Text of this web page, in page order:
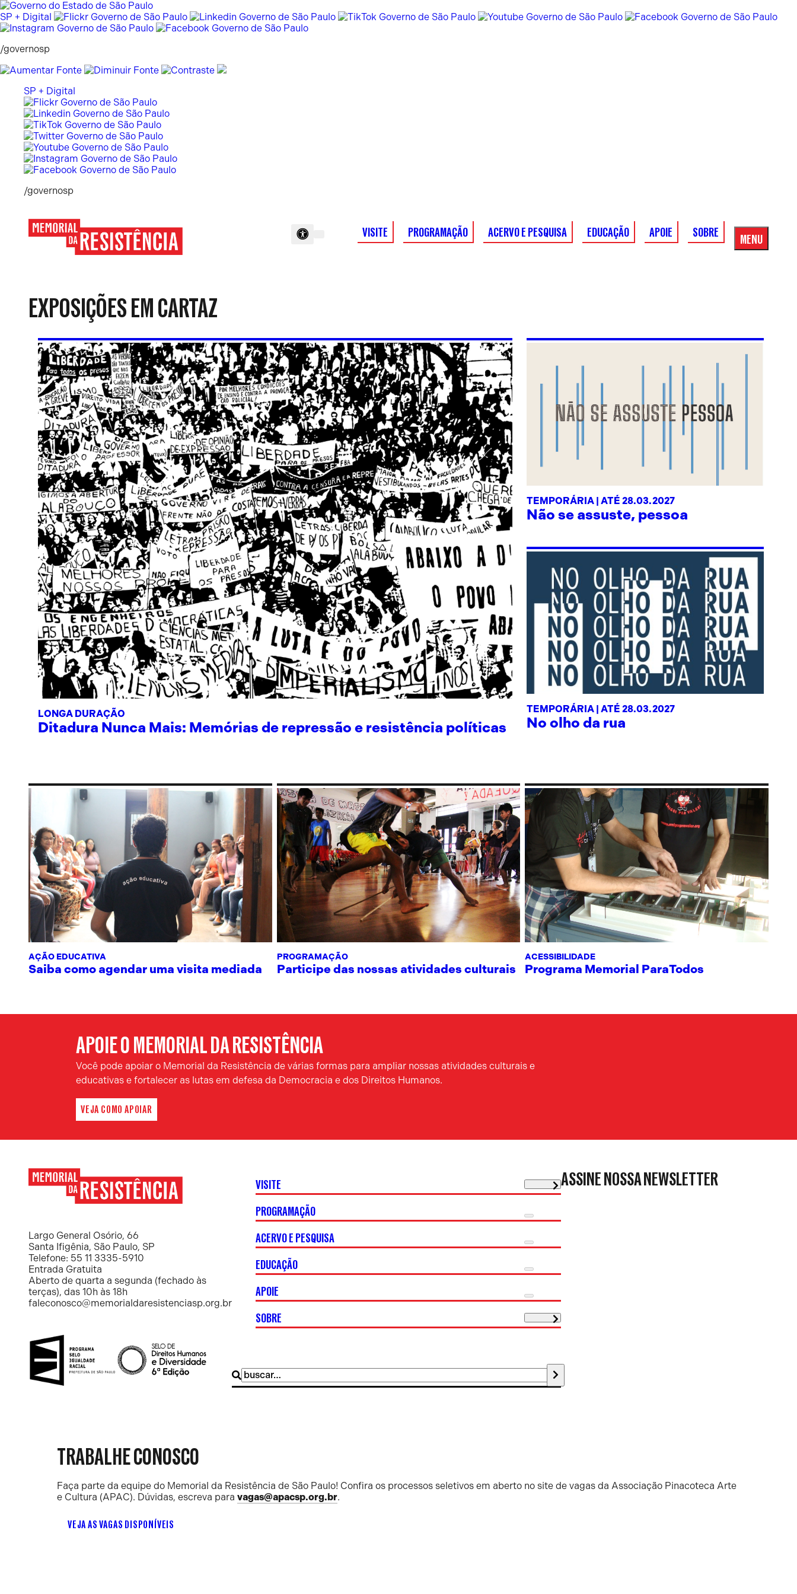
Pular
para
o
SP + Digital
/governosp
SP + Digital
/governosp
VISITE PROGRAMAÇÃO ACERVO E PESQUISA EDUCAÇÃO APOIE SOBRE MENU
Menu
EXPOSIÇÕES EM CARTAZ
LONGA DURAÇÃO
Ditadura Nunca Mais: Memórias de repressão e resistência políticas
TEMPORÁRIA | ATÉ 28.03.2027
Não se assuste, pessoa
TEMPORÁRIA | ATÉ 28.03.2027
No olho da rua
AÇÃO EDUCATIVA
Saiba como agendar uma visita mediada
PROGRAMAÇÃO
Participe das nossas atividades culturais
ACESSIBILIDADE
Programa Memorial ParaTodos
APOIE O MEMORIAL DA RESISTÊNCIA
Você pode apoiar o Memorial da Resistência de várias formas para ampliar nossas atividades culturais e
educativas e fortalecer as lutas em defesa da Democracia e dos Direitos Humanos.
VEJA COMO APOIAR
Resistência
Largo General Osório, 66
Santa Ifigênia, São Paulo, SP
Telefone: 55 11 3335-5910
Entrada Gratuita
Aberto de quarta a segunda (fechado às
terças), das 10h às 18h
faleconosco@memorialdaresistenciasp.org.br
Buscar
por:
VISITE
PROGRAMAÇÃO
ACERVO E PESQUISA
EDUCAÇÃO
APOIE
SOBRE
ASSINE NOSSA NEWSLETTER
TRABALHE CONOSCO
Faça parte da equipe do Memorial da Resistência de São Paulo! Confira os processos seletivos em aberto no site de vagas da Associação Pinacoteca Arte
e Cultura (APAC). Dúvidas, escreva para vagas@apacsp.org.br.
VEJA AS VAGAS DISPONÍVEIS